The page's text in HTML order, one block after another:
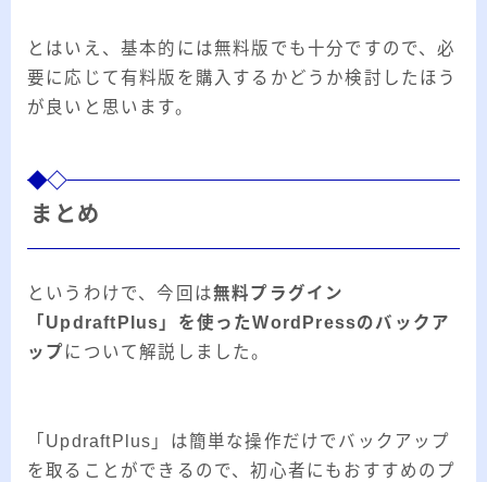
とはいえ、基本的には無料版でも十分ですので、必
要に応じて有料版を購入するかどうか検討したほう
が良いと思います。
まとめ
というわけで、今回は無料プラグイン
「UpdraftPlus」を使ったWordPressのバックア
ップ について解説しました。
「UpdraftPlus」は簡単な操作だけでバックアップ
を取ることができるので、初心者にもおすすめのプ